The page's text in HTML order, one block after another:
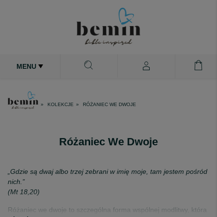
MENU
KOLEKCJE RÓŻANIEC WE DWOJE
Różaniec We Dwoje
„Gdzie są dwaj albo trzej zebrani w imię moje, tam jestem pośród
nich.”
(Mt 18,20)
Różaniec we dwoje to szczególna forma wspólnej modlitwy, która